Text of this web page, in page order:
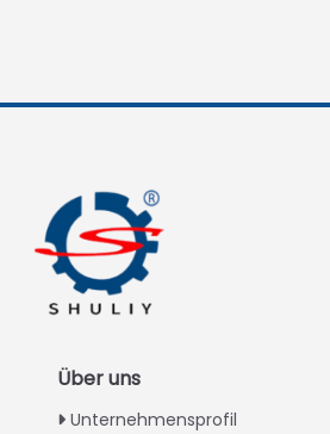
Über uns
Unternehmensprofil